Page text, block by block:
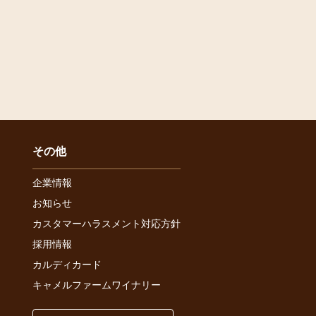
その他
企業情報
お知らせ
カスタマーハラスメント対応方針
採用情報
カルディカード
キャメルファームワイナリー